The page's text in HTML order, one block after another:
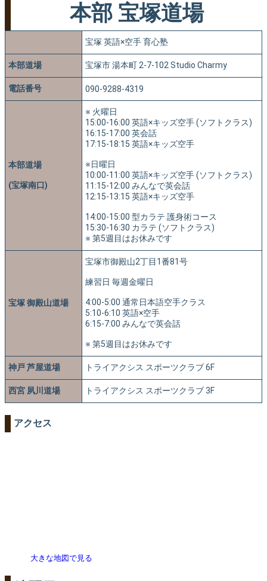
本部 宝塚道場
宝塚 英語×空手 育心塾
本部道場 宝塚市 湯本町 2-7-102 Studio Charmy
電話番号 090-9288-4319
本部道場
(宝塚南口)
※ 火曜日
15:00-16:00 英語×キッズ空手 (ソフトクラス)
16:15-17:00 英会話
17:15-18:15 英語×キッズ空手
※日曜日
10:00-11:00 英語×キッズ空手 (ソフトクラス)
11:15-12:00 みんなで英会話
12:15-13:15 英語×キッズ空手
14:00-15:00 型カラテ 護身術コース
15:30-16:30 カラテ (ソフトクラス)
※ 第5週目はお休みです
宝塚 御殿山道場
宝塚市御殿山2丁目1番81号
練習日 毎週金曜日
4:00-5:00 通常日本語空手クラス
5:10-6:10 英語×空手
6:15-7:00 みんなで英会話
※ 第5週目はお休みです
神戸 芦屋道場 トライアクシス スポーツクラブ 6F
西宮 夙川道場 トライアクシス スポーツクラブ 3F
アクセス
大きな地図で見る